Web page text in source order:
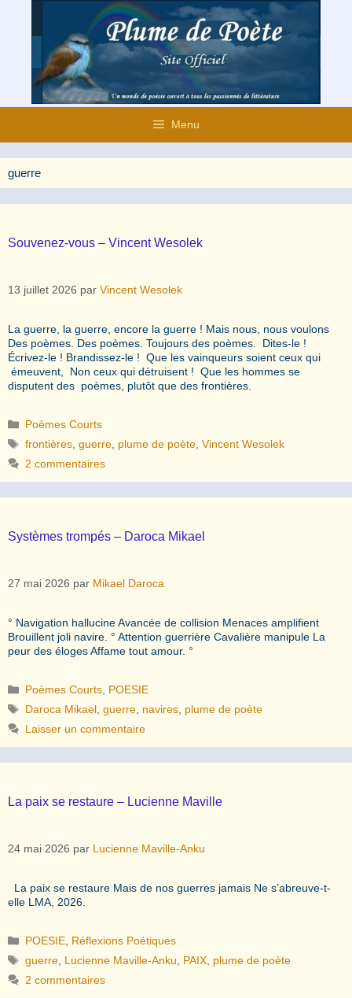
contenu
Menu
guerre
Souvenez-vous – Vincent Wesolek
13 juillet 2026 par Vincent Wesolek
La guerre, la guerre, encore la guerre ! Mais nous, nous voulons
Des poèmes. Des poèmes. Toujours des poèmes. Dites-le !
Écrivez-le ! Brandissez-le ! Que les vainqueurs soient ceux qui
émeuvent, Non ceux qui détruisent ! Que les hommes se
disputent des poèmes, plutôt que des frontières.
Catégories
Poèmes Courts
Étiquettes
frontières ,guerre plume de poète ,Vincent Wesolek
2 commentaires
Systèmes trompés – Daroca Mikael
27 mai 2026 par Mikael Daroca
° Navigation hallucine Avancée de collision Menaces amplifient
Brouillent joli navire. ° Attention guerrière Cavalière manipule La
peur des éloges Affame tout amour. °
Catégories
Poèmes Courts POESIE
Étiquettes
Daroca Mikael ,guerre navires plume de poète
Laisser un commentaire
La paix se restaure – Lucienne Maville
24 mai 2026 par Lucienne Maville-Anku
La paix se restaure Mais de nos guerres jamais Ne s’abreuve-t-
elle LMA, 2026.
Catégories
POESIE Réflexions Poétiques
Étiquettes
guerre Lucienne Maville-Anku PAIX plume de poète
2 commentaires